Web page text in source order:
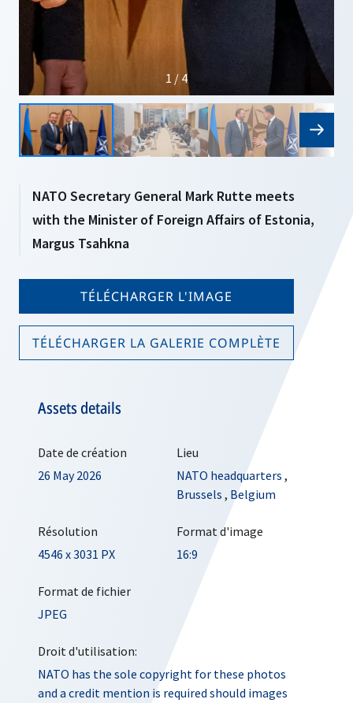
1 / 4
NATO Secretary General Mark Rutte meets
with the Minister of Foreign Affairs of Estonia,
Margus Tsahkna
TÉLÉCHARGER L'IMAGE
TÉLÉCHARGER LA GALERIE COMPLÈTE
Assets details
Date de création
26 May 2026
Lieu
NATO headquarters ,
Brussels , Belgium
Résolution
4546 x 3031 PX
Format d'image
16:9
Format de fichier
JPEG
Droit d'utilisation:
NATO has the sole copyright for these photos
and a credit mention is required should images